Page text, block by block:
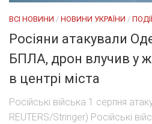
ВСІ НОВИНИ / НОВИНИ УКРАЇНИ / ПОДІЇ
Росіяни атакували
БПЛА, дрон влучив у
в центрі міста
Російські війська 1 серпня
REUTERS/Stringer) Російські